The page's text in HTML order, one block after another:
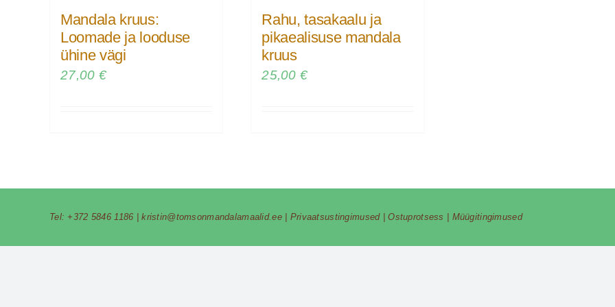
Mandala kruus:
Loomade ja looduse
ühine vägi
27,00 €
Rahu, tasakaalu ja
pikaealisuse mandala
kruus
25,00€
Tel: +372 5846 1186 |kristin@tomsonmandalamaalid.ee| Privaatsustingimused|Ostuprotsess Müügitingimused